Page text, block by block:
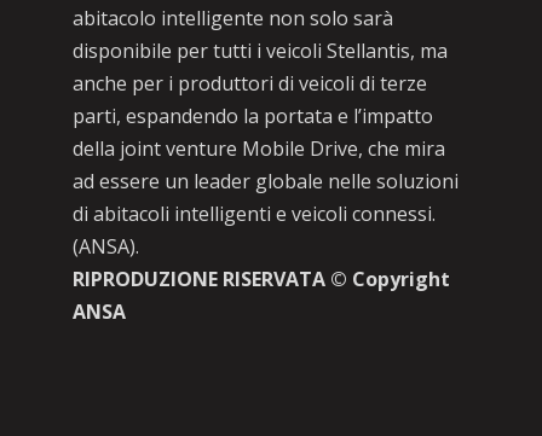
abitacolo intelligente non solo sarà
disponibile per tutti i veicoli Stellantis, ma
anche per i produttori di veicoli di terze
parti, espandendo la portata e l’impatto
della joint venture Mobile Drive, che mira
ad essere un leader globale nelle soluzioni
di abitacoli intelligenti e veicoli connessi.
(ANSA).
RIPRODUZIONE RISERVATA © Copyright
ANSA